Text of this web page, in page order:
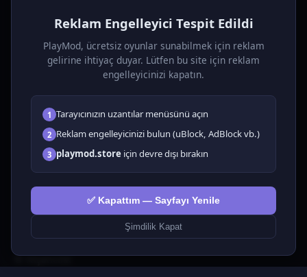
Reklam Engelleyici Tespit Edildi
PlayMod, ücretsiz oyunlar sunabilmek için reklam
gelirine ihtiyaç duyar. Lütfen bu site için reklam
engelleyicinizi kapatın.
1 Tarayıcınızın uzantılar menüsünü açın
2 Reklam engelleyicinizi bulun (uBlock, AdBlock vb.)
3 playmod.store için devre dışı bırakın
✅ Kapattım — Sayfayı Yenile
Şimdilik Kapat
Ücretsiz online HTML5 oyunlar! Aksiyon, bulmaca, spor ve
Tüm Oyunlar
🗺️ Macera
🧩 Bulmacalar
🎮 Tıklayıcı
💅 Kızlar
🕹️ Arcade
🎮 Hypercasual
🎮 Erkekler
🎯 Nişancılık